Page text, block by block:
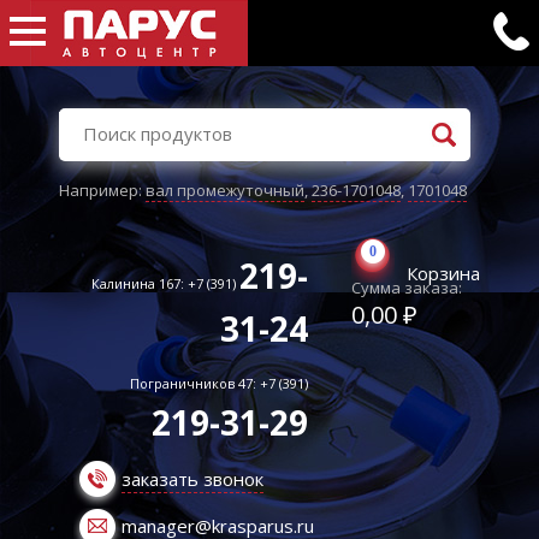
Например:вал промежуточный,236-1701048,1701048
Калинина 167: +7 (391) 219-
31-24
Пограничников 47: +7 (391)
219-31-29
заказать звонок
manager@krasparus.ru
0
Корзина
Сумма заказа:
0,00 ₽